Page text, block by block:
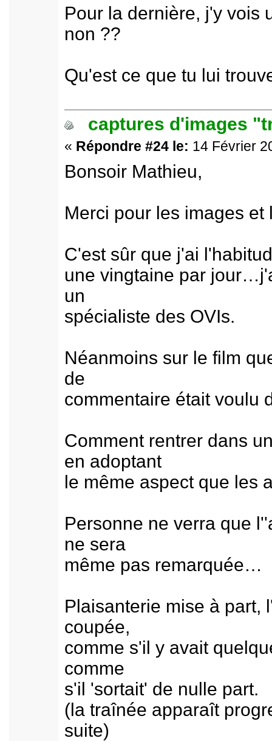
Pour la dernière, j'y vois
non ??
Qu'est ce que tu lui
captures d'images
« Répondre #24 le: 14 Février
Bonsoir Mathieu,
Merci pour les images et
C'est sûr que j'ai
une vingtaine par
un
spécialiste des OVIs.
Néanmoins sur le film
de
commentaire était voulu
Comment rentrer dans
en adoptant
le même aspect que les
Personne ne verra que
ne sera
même pas remarquée…
Plaisanterie mise à part,
coupée,
comme s'il y avait
comme
s'il 'sortait' de nulle part.
(la traînée apparaît
suite)